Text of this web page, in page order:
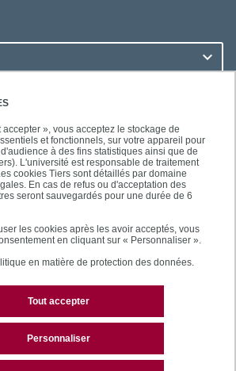
accepter », vous acceptez le stockage de
et fonctionnels, sur votre appareil pour
à des fins statistiques ainsi que de
L'université est responsable de traitement
cookies Tiers sont détaillés par domaine
En cas de refus ou d'acceptation des
seront sauvegardés pour une durée de 6
les cookies après les avoir acceptés, vous
en cliquant sur « Personnaliser ».
en matière de protection des données.
Tout accepter
Personnaliser
Mentions légales